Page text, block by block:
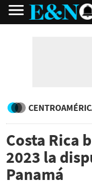
Costa Rica
2023 la
Panamá